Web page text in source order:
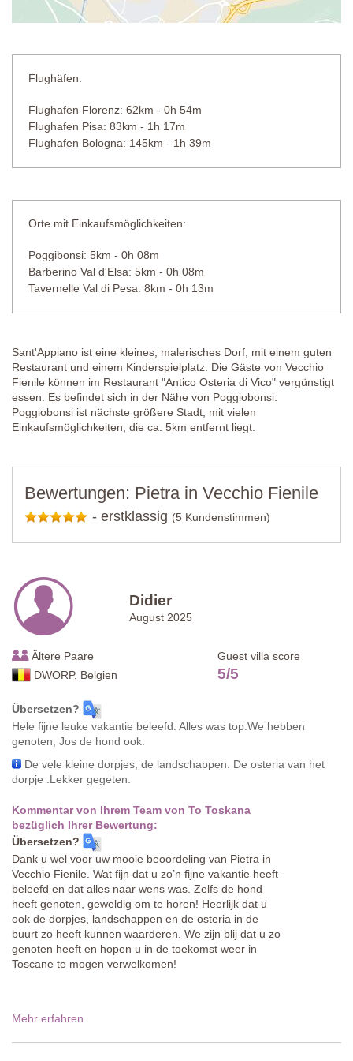
Flughäfen:
Flughafen Florenz: 62km - 0h 54m
Flughafen Pisa: 83km - 1h 17m
Flughafen Bologna: 145km - 1h 39m
Orte mit Einkaufsmöglichkeiten:
Poggibonsi: 5km - 0h 08m
Barberino Val d'Elsa: 5km - 0h 08m
Tavernelle Val di Pesa: 8km - 0h 13m
Sant'Appiano ist eine kleines, malerisches Dorf, mit einem guten
Restaurant und einem Kinderspielplatz. Die Gäste von Vecchio
Fienile können im Restaurant "Antico Osteria di Vico" vergünstigt
essen. Es befindet sich in der Nähe von Poggiobonsi.
Poggiobonsi ist nächste größere Stadt, mit vielen
Einkaufsmöglichkeiten, die ca. 5km entfernt liegt.
Bewertungen: Pietra in Vecchio Fienile
- erstklassig (5 Kundenstimmen)
Didier
August 2025
Ältere Paare
DWORP, Belgien
Guest villa score
5/5
Übersetzen?
Hele fijne leuke vakantie beleefd. Alles was top.We hebben
genoten, Jos de hond ook.
De vele kleine dorpjes, de landschappen. De osteria van het
dorpje .Lekker gegeten.
Kommentar von Ihrem Team von To Toskana
bezüglich Ihrer Bewertung:
Übersetzen?
Dank u wel voor uw mooie beoordeling van Pietra in
Vecchio Fienile. Wat fijn dat u zo’n fijne vakantie heeft
beleefd en dat alles naar wens was. Zelfs de hond
heeft genoten, geweldig om te horen! Heerlijk dat u
ook de dorpjes, landschappen en de osteria in de
buurt zo heeft kunnen waarderen. We zijn blij dat u zo
genoten heeft en hopen u in de toekomst weer in
Toscane te mogen verwelkomen!
Mehr erfahren